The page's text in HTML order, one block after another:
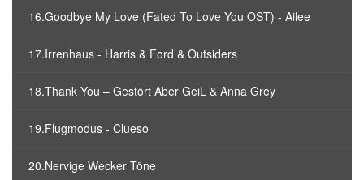
16.Goodbye My Love (Fated To Love You OST) - Ailee
17.Irrenhaus - Harris & Ford & Outsiders
18.Thank You – Gestört Aber GeiL & Anna Grey
19.Flugmodus - Clueso
20.Nervige Wecker Töne